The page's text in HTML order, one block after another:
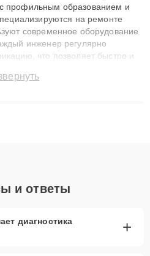
профильным образованием и
на ремонте
современное оборудование
инженер регулярно
что позволяет быстро и
Наши мастера решают
и ответы
диагностика
+